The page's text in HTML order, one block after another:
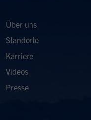
Über uns
Standorte
Karriere
Videos
Presse